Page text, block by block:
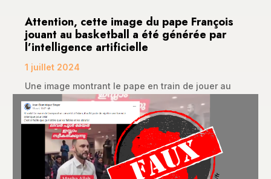
Attention, cette image du pape François
jouant au basketball a été générée par
l’intelligence artificielle
1 juillet 2024
Une image montrant le pape en train de jouer au
basketball a été relayée par la page “ Dexton...